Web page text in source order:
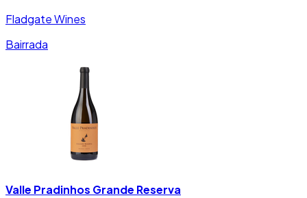
Fladgate Wines
Bairrada
Valle Pradinhos Grande Reserva